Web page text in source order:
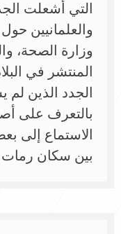
التي أشعلت
والعلمانيين
وزارة الصحة،
المنتشر في
الجدد الذين
بالتعرف على
الاستماع إلى
بين سكان رمات